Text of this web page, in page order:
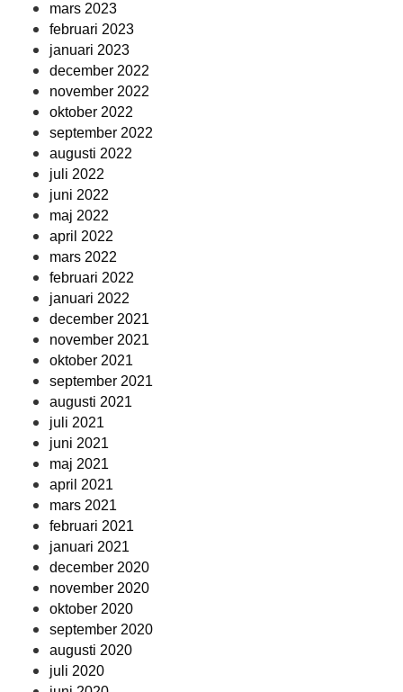
mars 2023
februari 2023
januari 2023
december 2022
november 2022
oktober 2022
september 2022
augusti 2022
juli 2022
juni 2022
maj 2022
april 2022
mars 2022
februari 2022
januari 2022
december 2021
november 2021
oktober 2021
september 2021
augusti 2021
juli 2021
juni 2021
maj 2021
april 2021
mars 2021
februari 2021
januari 2021
december 2020
november 2020
oktober 2020
september 2020
augusti 2020
juli 2020